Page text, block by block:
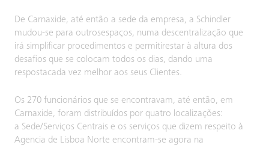
De Carnaxide, até então a sede da empresa, a Schindler
mudou-se para outrosespaços, numa descentralização que
irá simplificar procedimentos e permitirestar à altura dos
desafios que se colocam todos os dias, dando uma
respostacada vez melhor aos seus Clientes.
Os 270 funcionários que se encontravam, até então, em
Carnaxide, foram distribuídos por quatro localizações:
a Sede/Serviços Centrais e os serviços que dizem respeito à
Agencia de Lisboa Norte encontram-se agora na